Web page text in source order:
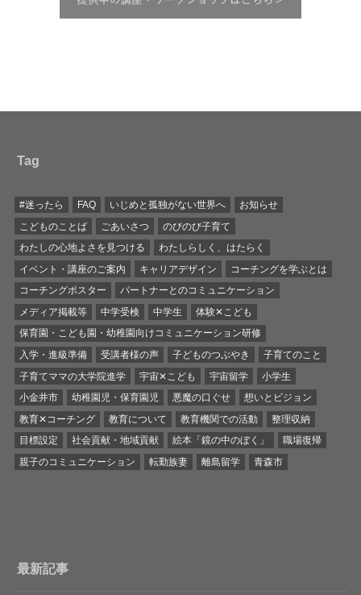
Tag
#迷ったら FAQ いじめと孤独がない世界へ
お知らせ
こどものことば
ごあいさつ
のびのび子育て
わたしの心地よさを見つける
わたしらしく、はたらく
イベント・講座のご案内
キャリアデザイン
コーチングを学ぶとは
コーチングポスター
パートナーとのコミュニケーション
メディア掲載等
中学受検 中学生
体験✕こども
保育園・こども園・幼稚園向けコミュニケーション研修
入学・進級準備
受講者様の声 子どものつぶやき
子育てのこと
子育てママの大学院進学
宇宙✕こども 宇宙留学
小学生
小金井市
幼稚園児・保育園児 悪魔の口ぐせ
想いとビジョン
教育✕コーチング
教育について 教育機関での活動
整理収納
目標設定
社会貢献・地域貢献 絵本「鏡の中のぼく」
職場復帰
親子のコミュニケーション
転勤族妻 離島留学 青森市
最新記事